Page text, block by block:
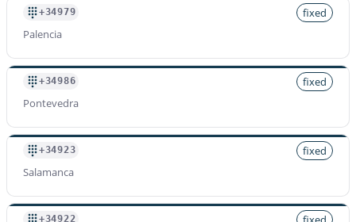
+34979
fixed
Palencia
+34986
fixed
Pontevedra
+34923
fixed
Salamanca
+34922